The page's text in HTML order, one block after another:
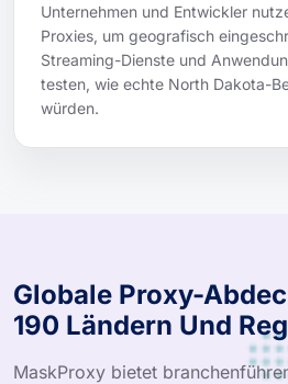
Unternehmen und Entwickler
Proxies, um geografisch
Streaming-Dienste und
testen, wie echte North Dakota-
würden.
Globale Proxy-
190 Ländern Und
MaskProxy bietet